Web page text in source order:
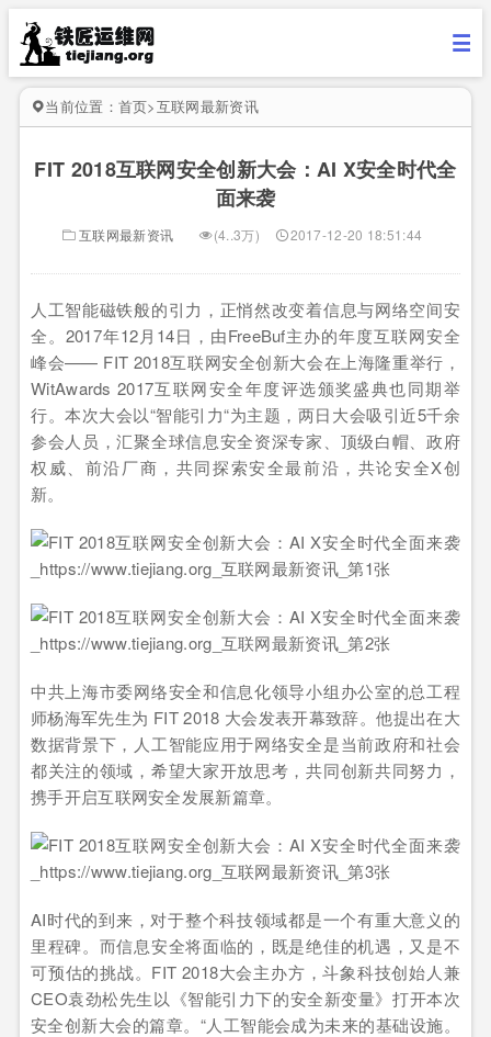
当前位置： 首页>互联网最新资讯
FIT 2018互联网安全创新大会：AI X安全时代全
面来袭
互联网最新资讯 (4..3万) 2017-12-20 18:51:44
人工智能磁铁般的引力，正悄然改变着信息与网络空间安
全。2017年12月14日，由FreeBuf主办的年度互联网安全
峰会—— FIT 2018互联网安全创新大会在上海隆重举行，
WitAwards 2017互联网安全年度评选颁奖盛典也同期举
行。本次大会以“智能引力“为主题，两日大会吸引近5千余
参会人员，汇聚全球信息安全资深专家、顶级白帽、政府
权威、前沿厂商，共同探索安全最前沿，共论安全X创
新。
中共上海市委网络安全和信息化领导小组办公室的总工程
师杨海军先生为 FIT 2018 大会发表开幕致辞。他提出在大
数据背景下，人工智能应用于网络安全是当前政府和社会
都关注的领域，希望大家开放思考，共同创新共同努力，
携手开启互联网安全发展新篇章。
AI时代的到来，对于整个科技领域都是一个有重大意义的
里程碑。而信息安全将面临的，既是绝佳的机遇，又是不
可预估的挑战。FIT 2018大会主办方，斗象科技创始人兼
CEO袁劲松先生以《智能引力下的安全新变量》打开本次
安全创新大会的篇章。“人工智能会成为未来的基础设施。